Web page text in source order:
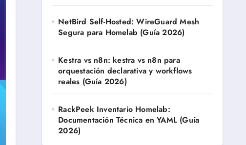
NetBird Self-Hosted: WireGuard Mesh
Segura para Homelab (Guía 2026)
Kestra vs n8n: kestra vs n8n para
orquestación declarativa y workflows
reales (Guía 2026)
RackPeek Inventario Homelab:
Documentación Técnica en YAML (Guía
2026)